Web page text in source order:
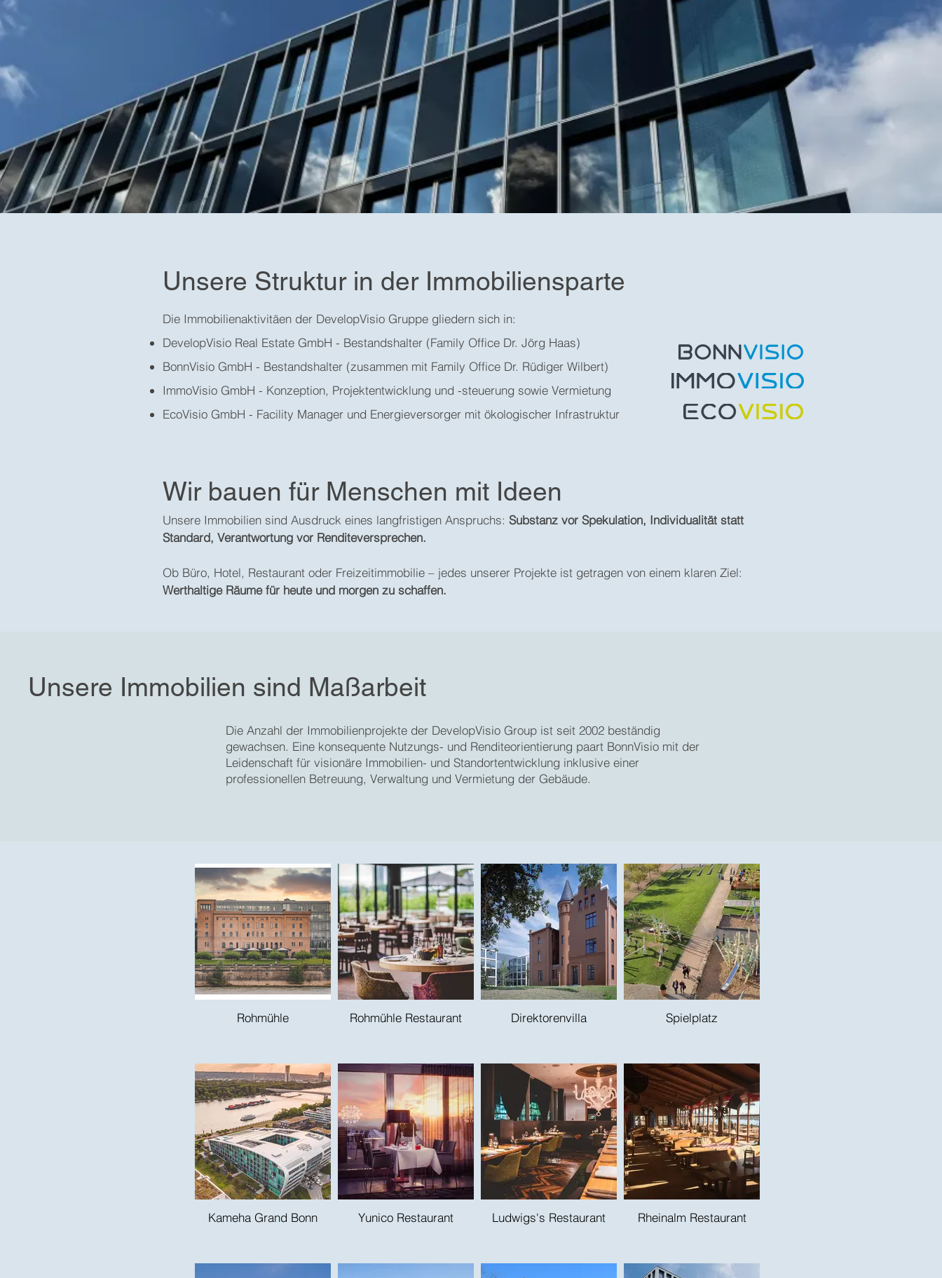
Unsere Struktur in der Immobiliensparte
Die Immobilienaktivitäen der DevelopVisio Gruppe gliedern sich in:
DevelopVisio Real Estate GmbH - Bestandshalter (Family Office Dr. Jörg Haas)
BonnVisio GmbH - Bestandshalter (zusammen mit Family Office Dr. Rüdiger Wilbert)
ImmoVisio GmbH - Konzeption, Projektentwicklung und -steuerung sowie Vermietung
EcoVisio GmbH - Facility Manager und Energieversorger mit ökologischer Infrastruktur
Wir bauen für Menschen mit Ideen
Unsere Immobilien sind Ausdruck eines langfristigen Anspruchs: Substanz vor Spekulation, Individualität statt
Standard, Verantwortung vor Renditeversprechen.
Ob Büro, Hotel, Restaurant oder Freizeitimmobilie – jedes unserer Projekte ist getragen von einem klaren Ziel:
Werthaltige Räume für heute und morgen zu schaffen.
Unsere Immobilien sind Maßarbeit
Die Anzahl der Immobilienprojekte der DevelopVisio Group ist seit 2002 beständig
gewachsen. Eine konsequente Nutzungs- und Renditeorientierung paart BonnVisio mit der
Leidenschaft für visionäre Immobilien- und Standortentwicklung inklusive einer
professionellen Betreuung, Verwaltung und Vermietung der Gebäude.
Rohmühle Rohmühle Restaurant Direktorenvilla Spielplatz
Kameha Grand Bonn Yunico Restaurant Ludwigs's Restaurant Rheinalm Restaurant